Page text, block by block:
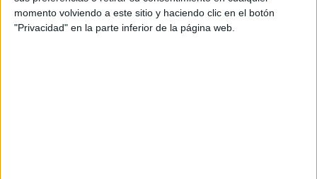
momento volviendo a este sitio y haciendo clic en el botón
"Privacidad" en la parte inferior de la página web.
Uno de los puntos más destacados de esta reforma es el
aumento sucesivo en las compensaciones económicas